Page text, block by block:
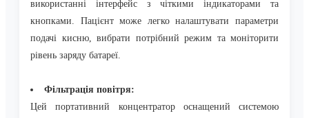
використанні інтерфейс з чіткими індикаторами та
кнопками. Пацієнт може легко налаштувати параметри
подачі кисню, вибрати потрібний режим та моніторити
рівень заряду батареї.
Фільтрація повітря:
Цей портативний концентратор оснащений системою